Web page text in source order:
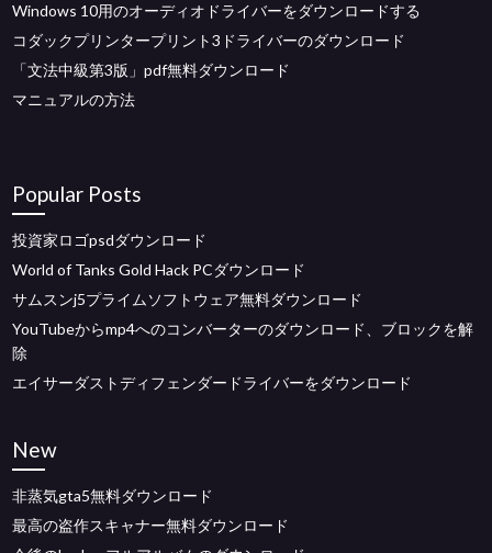
Windows 10用のオーディオドライバーをダウンロードする
コダックプリンタープリント3ドライバーのダウンロード
「文法中級第3版」pdf無料ダウンロード
マニュアルの方法
Popular Posts
投資家ロゴpsdダウンロード
World of Tanks Gold Hack PCダウンロード
サムスンj5プライムソフトウェア無料ダウンロード
YouTubeからmp4へのコンバーターのダウンロード、ブロックを解
除
エイサーダストディフェンダードライバーをダウンロード
New
非蒸気gta5無料ダウンロード
最高の盗作スキャナー無料ダウンロード